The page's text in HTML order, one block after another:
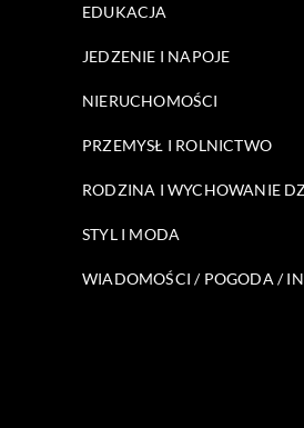
EDUKACJA
JEDZENIE I NAPOJE
NIERUCHOMOŚCI
PRZEMYSŁ I ROLNICTWO
RODZINA I WYCHOWANIE
STYL I MODA
WIADOMOŚCI / POGODA /